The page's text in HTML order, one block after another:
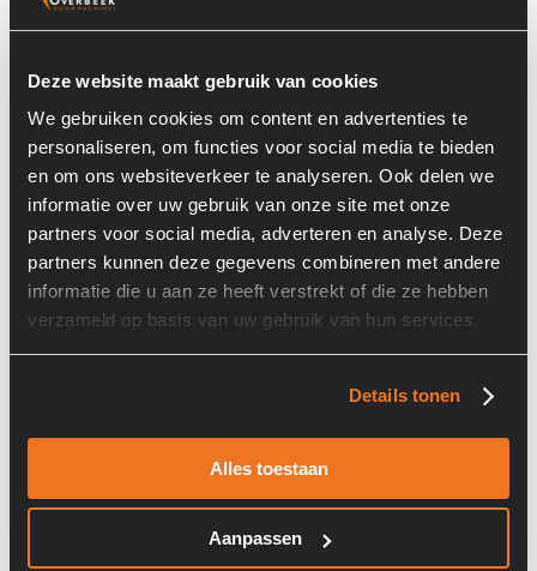
Deze website maakt gebruik van cookies
We gebruiken cookies om content en advertenties te
personaliseren, om functies voor social media te bieden
en om ons websiteverkeer te analyseren. Ook delen we
informatie over uw gebruik van onze site met onze
partners voor social media, adverteren en analyse. Deze
partners kunnen deze gegevens combineren met andere
informatie die u aan ze heeft verstrekt of die ze hebben
verzameld op basis van uw gebruik van hun services.
Details tonen
Alles toestaan
Aanpassen
Prijs op aanvraag
Voorraad nummer:
7509
Machine:
Atlas AR65